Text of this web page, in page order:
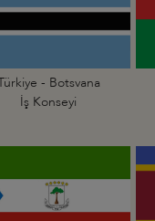
- Botsvana
İş Konseyi